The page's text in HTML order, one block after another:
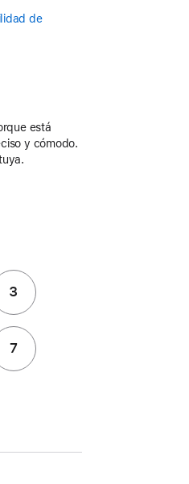
de
está
y cómodo.
3
7